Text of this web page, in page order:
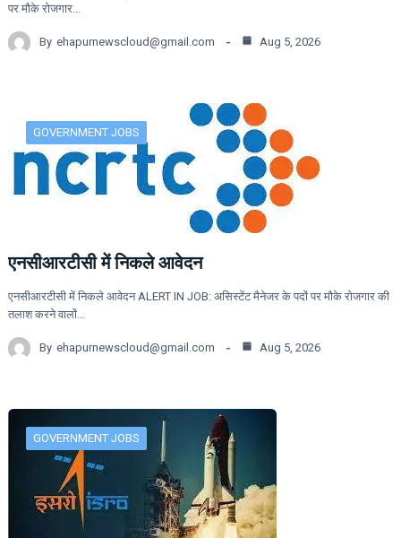
पर मौके रोजगार…
By ehapurnewscloud@gmail.com Aug 5, 2026
GOVERNMENT JOBS
एनसीआरटीसी में निकले आवेदन
एनसीआरटीसी में निकले आवेदन ALERT IN JOB: असिस्टेंट मैनेजर के पदों पर मौके रोजगार की
तलाश करने वालों…
By ehapurnewscloud@gmail.com Aug 5, 2026
GOVERNMENT JOBS